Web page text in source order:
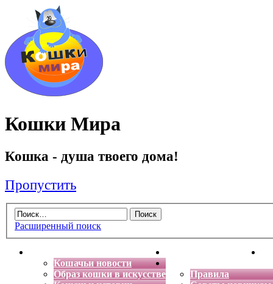
Кошки Мира
Кошка - душа твоего дома!
Пропустить
Расширенный поиск
Кошачьи новости
Образ кошки в искусстве
Энциклопедия кошек
Правила